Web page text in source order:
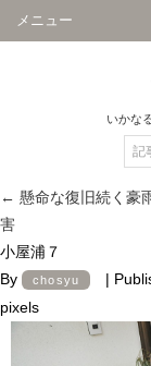
メニュー
いかな
← 懸命な復旧続く豪
害
小屋浦７
By
chosyu |
pixels